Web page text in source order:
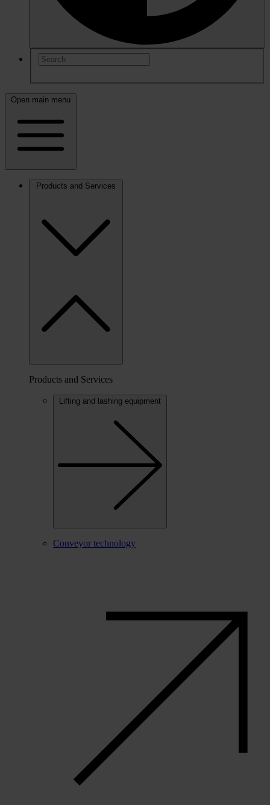
Open main menu
Products and Services
Products and Services
Lifting and lashing equipment
Conveyor technology